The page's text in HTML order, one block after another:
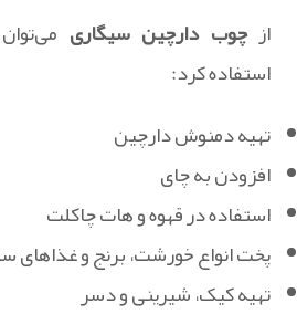
ازچوب دارچین سیگاری
استفاده کرد:
تهیه دمنوش دارچین
افزودن به چای
استفاده در قهوه و هات چاکلت
پخت انواع خورشت، برنج و غذاهای
تهیه کیک، شیرینی و دسر